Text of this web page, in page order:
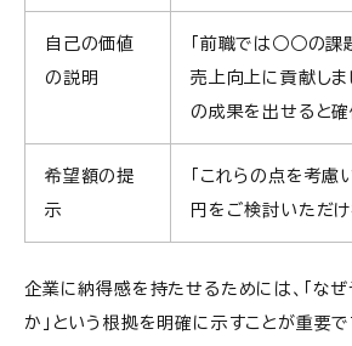
自己の価値
の説明
「前職では○○の課
売上向上に貢献しま
の成果を出せると確
希望額の提
示
「これらの点を考
円をご検討いただけ
企業に納得感を持たせるためには、「な
か」という根拠を明確に示すことが重要で